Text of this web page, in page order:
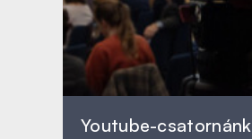
Youtube-csatornánk